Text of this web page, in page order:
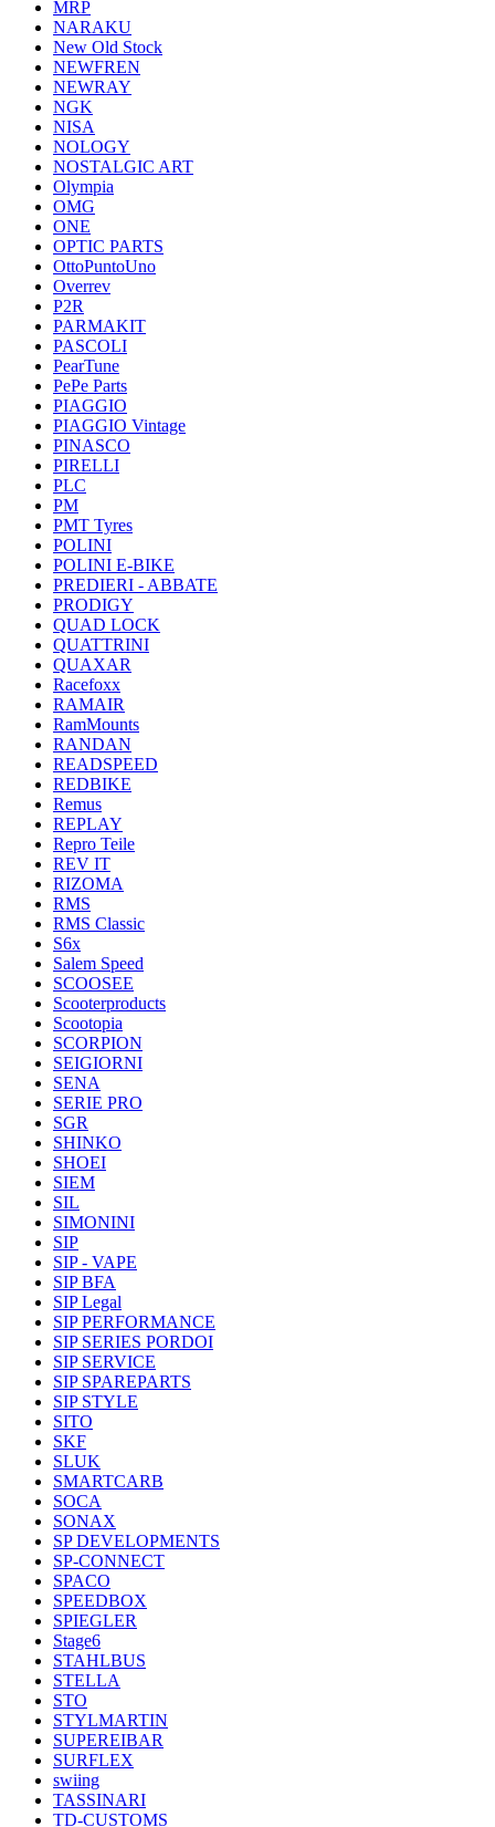
MRP
NARAKU
New Old Stock
NEWFREN
NEWRAY
NGK
NISA
NOLOGY
NOSTALGIC ART
Olympia
OMG
ONE
OPTIC PARTS
OttoPuntoUno
Overrev
P2R
PARMAKIT
PASCOLI
PearTune
PePe Parts
PIAGGIO
PIAGGIO Vintage
PINASCO
PIRELLI
PLC
PM
PMT Tyres
POLINI
POLINI E-BIKE
PREDIERI - ABBATE
PRODIGY
QUAD LOCK
QUATTRINI
QUAXAR
Racefoxx
RAMAIR
RamMounts
RANDAN
READSPEED
REDBIKE
Remus
REPLAY
Repro Teile
REV IT
RIZOMA
RMS
RMS Classic
S6x
Salem Speed
SCOOSEE
Scooterproducts
Scootopia
SCORPION
SEIGIORNI
SENA
SERIE PRO
SGR
SHINKO
SHOEI
SIEM
SIL
SIMONINI
SIP
SIP - VAPE
SIP BFA
SIP Legal
SIP PERFORMANCE
SIP SERIES PORDOI
SIP SERVICE
SIP SPAREPARTS
SIP STYLE
SITO
SKF
SLUK
SMARTCARB
SOCA
SONAX
SP DEVELOPMENTS
SP-CONNECT
SPACO
SPEEDBOX
SPIEGLER
Stage6
STAHLBUS
STELLA
STO
STYLMARTIN
SUPEREIBAR
SURFLEX
swiing
TASSINARI
TD-CUSTOMS